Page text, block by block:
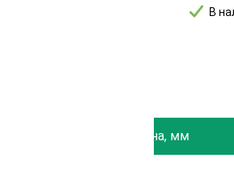
В
Ширина, мм